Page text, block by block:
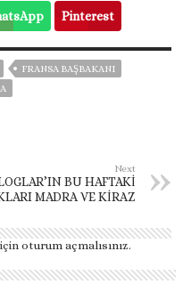
Pinterest
FRANSA BAŞBAKANI
Next
BU HAFTAKİ
MADRA VE KİRAZ
içinoturum açmalısınız.